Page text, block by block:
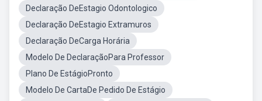
Declaração DeEstagio Odontologico
Declaração DeEstagio Extramuros
Declaração DeCarga Horária
Modelo De DeclaraçãoPara Professor
Plano De EstágioPronto
Modelo De CartaDe Pedido De Estágio